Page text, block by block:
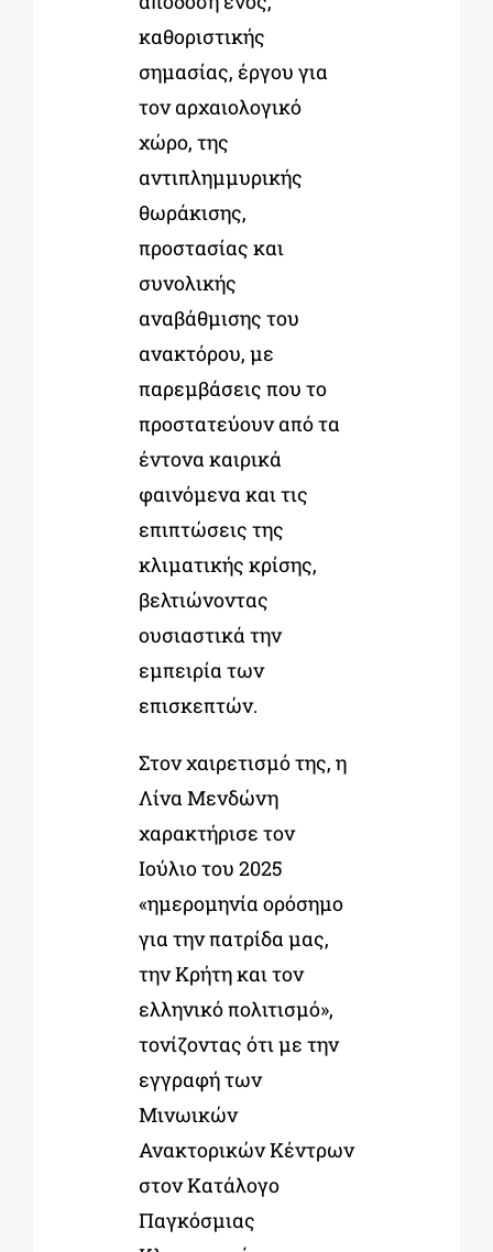
καθοριστικής
σημασίας, έργου για
τον αρχαιολογικό
χώρο, της
αντιπλημμυρικής
θωράκισης,
προστασίας και
συνολικής
αναβάθμισης του
ανακτόρου, με
παρεμβάσεις που το
προστατεύουν από τα
έντονα καιρικά
φαινόμενα και τις
επιπτώσεις της
κλιματικής κρίσης,
βελτιώνοντας
ουσιαστικά την
εμπειρία των
επισκεπτών.
Στον χαιρετισμό της, η
Λίνα Μενδώνη
χαρακτήρισε τον
Ιούλιο του 2025
«ημερομηνία ορόσημο
για την πατρίδα μας,
την Κρήτη και τον
ελληνικό πολιτισμό»,
τονίζοντας ότι με την
εγγραφή των
Μινωικών
Ανακτορικών Κέντρων
στον Κατάλογο
Παγκόσμιας